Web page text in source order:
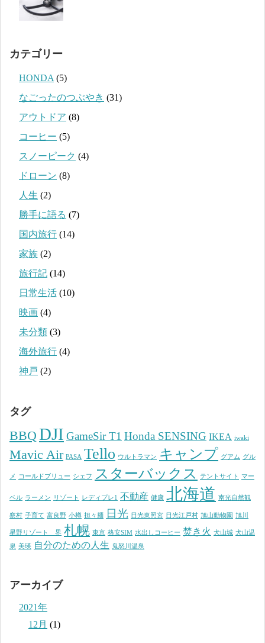
カテゴリー
HONDA (5)
なごったのつぶやき (31)
アウトドア (8)
コーヒー (5)
スノーピーク (4)
ドローン (8)
人生 (2)
勝手に語る (7)
国内旅行 (14)
家族 (2)
旅行記 (14)
日常生活 (10)
映画 (4)
未分類 (3)
海外旅行 (4)
神戸 (2)
タグ
BBQ DJI GameSir T1 Honda SENSING IKEA iwaki
Mavic Air PASA Tello ウルトラマン キャンプ グアム グル
メ コールドブリュー シェフ スターバックス テントサイト マー
ベル ラーメン リゾート レディプレ1 不動産 健康 北海道 南光自然観
察村 子育て 富良野 小樽 担々麺 日光 日光東照宮 日光江戸村 旭山動物園 旭川
星野リゾート 界 札幌 東京 格安SIM 水出しコーヒー 焚き火 犬山城 犬山温
泉 美瑛 自分のための人生 鬼怒川温泉
アーカイブ
2021年
12月 (1)